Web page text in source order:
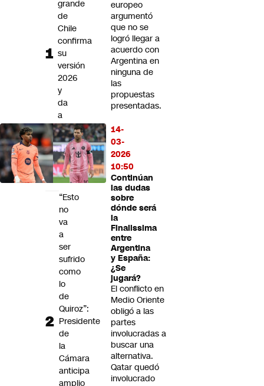
europeo
argumentó
que no se
logró llegar a
acuerdo con
Argentina en
ninguna de
las
propuestas
presentadas.
14-
03-
2026
10:50
Continúan
las dudas
sobre
dónde será
la
Finalissima
entre
Argentina
y España:
¿Se
jugará?
El conflicto en
Medio Oriente
obligó a las
partes
involucradas a
buscar una
alternativa.
Qatar quedó
involucrado
grande
de
Chile
confirma
su
versión
2026
y
da
a
conocer
nombres
de
203
expositores
“Esto
no
va
a
ser
sufrido
como
lo
de
Quiroz”:
Presidente
de
la
Cámara
anticipa
amplio